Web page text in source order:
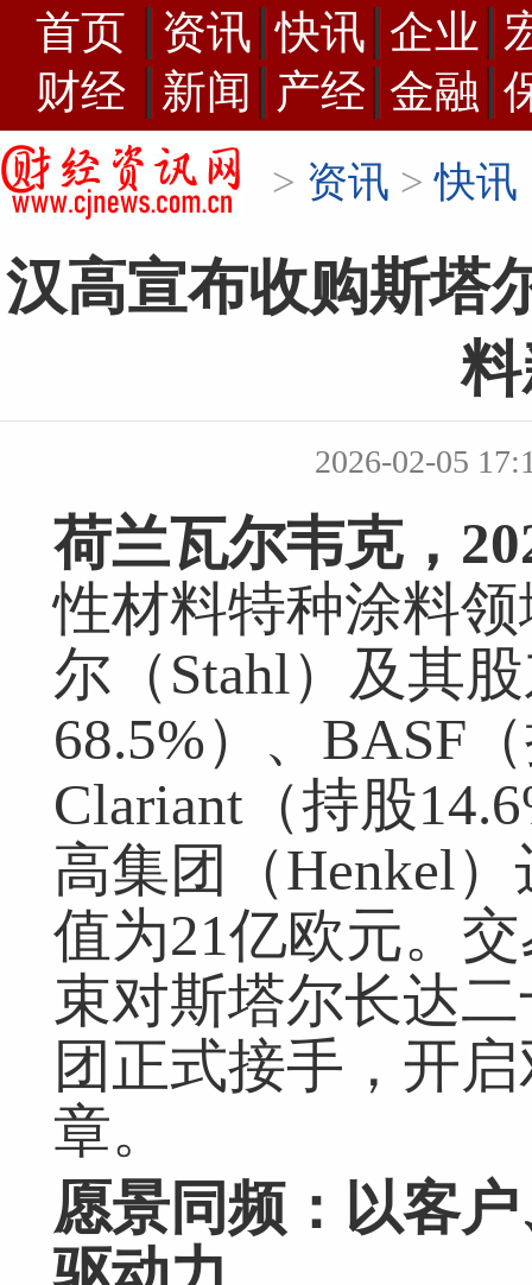
首页 资讯 快讯 企业
财经
新闻 产经 金融
> 资讯 >快讯
汉高宣布收购斯塔
2026-02-05
荷兰瓦尔韦克，
性材料特种涂料
尔（Stahl）及其
68.5%）、BASF
Clariant（持股
高集团（Henkel
值为21亿欧元。
束对斯塔尔长达
团正式接手，开
章。
愿景同频：以客